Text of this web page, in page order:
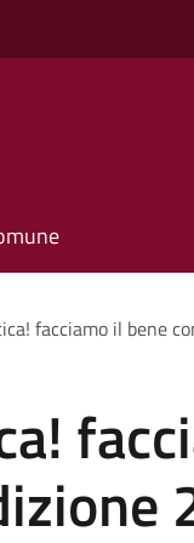
facciamo il bene